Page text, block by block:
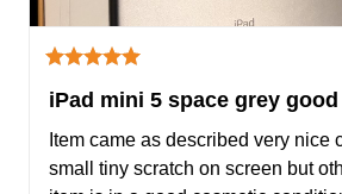
iPad mini 5 space grey
Item came as described very nice
small tiny scratch on screen but